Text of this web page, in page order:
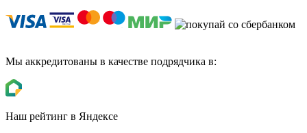
Мы аккредитованы в качестве подрядчика в:
Наш рейтинг в Яндексе